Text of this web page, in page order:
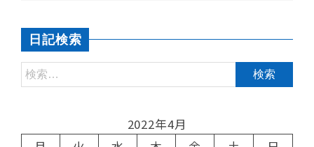
日記検索
2022年4月